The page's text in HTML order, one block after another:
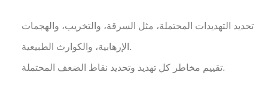
تحديد التهديدات المحتملة، مثل السرقة، والتخريب، والهجمات
الإرهابية، والكوارث الطبيعية.
تقييم مخاطر كل تهديد وتحديد نقاط الضعف المحتملة.